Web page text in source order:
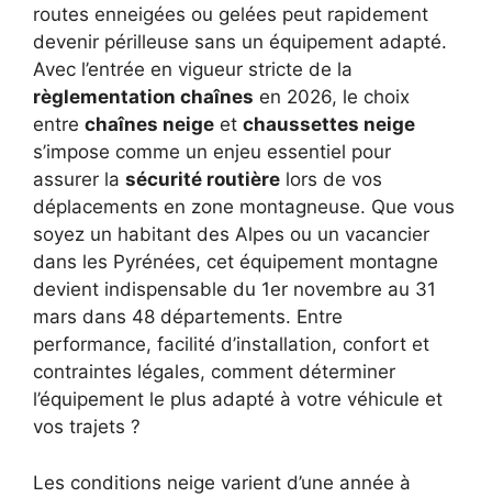
routes enneigées ou gelées peut rapidement
devenir périlleuse sans un équipement adapté.
Avec l’entrée en vigueur stricte de la
règlementation chaînes en 2026, le choix
entre chaînes neige et chaussettes neige
s’impose comme un enjeu essentiel pour
assurer la sécurité routière lors de vos
déplacements en zone montagneuse. Que vous
soyez un habitant des Alpes ou un vacancier
dans les Pyrénées, cet équipement montagne
devient indispensable du 1er novembre au 31
mars dans 48 départements. Entre
performance, facilité d’installation, confort et
contraintes légales, comment déterminer
l’équipement le plus adapté à votre véhicule et
vos trajets ?
Les conditions neige varient d’une année à